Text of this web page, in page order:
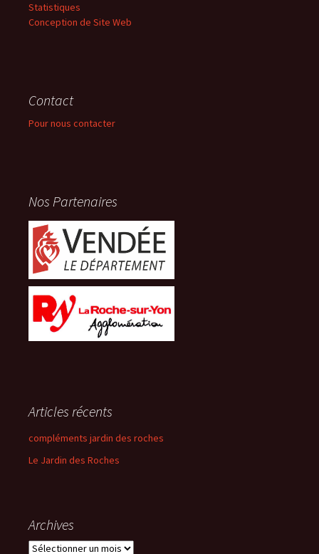
Statistiques
Conception de Site Web
Contact
Pour nous contacter
Nos Partenaires
Articles récents
compléments jardin des roches
Le Jardin des Roches
Archives
Archives